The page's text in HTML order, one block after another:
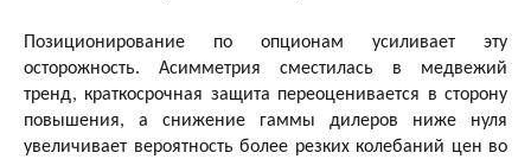
Позиционирование по опционам усиливает эту
осторожность. Асимметрия сместилась в медвежий
тренд, краткосрочная защита переоценивается в сторону
повышения, а снижение гаммы дилеров ниже нуля
увеличивает вероятность более резких колебаний цен во